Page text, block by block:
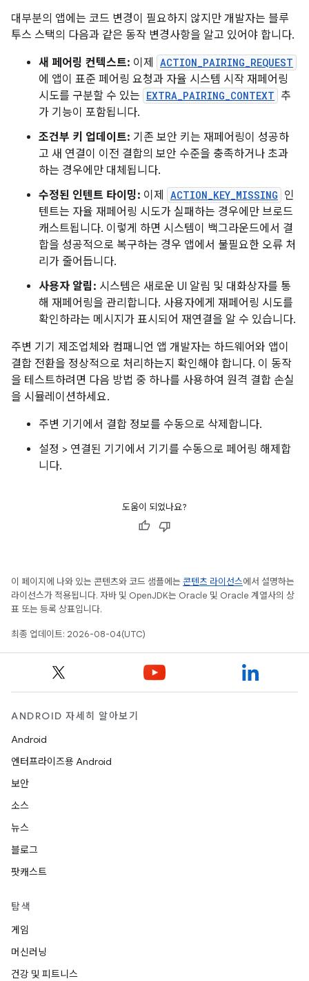
대부분의 앱에는 코드 변경이 필요하지 않지만 개발자는 블루
투스 스택의 다음과 같은 동작 변경사항을 알고 있어야 합니다.
새 페어링 컨텍스트: 이제 ACTION_PAIRING_REQUEST
에 앱이 표준 페어링 요청과 자율 시스템 시작 재페어링
시도를 구분할 수 있는 EXTRA_PAIRING_CONTEXT 추
가 기능이 포함됩니다.
조건부 키 업데이트: 기존 보안 키는 재페어링이 성공하
고 새 연결이 이전 결합의 보안 수준을 충족하거나 초과
하는 경우에만 대체됩니다.
수정된 인텐트 타이밍: 이제 ACTION_KEY_MISSING 인
텐트는 자율 재페어링 시도가 실패하는 경우에만 브로드
캐스트됩니다. 이렇게 하면 시스템이 백그라운드에서 결
합을 성공적으로 복구하는 경우 앱에서 불필요한 오류 처
리가 줄어듭니다.
사용자 알림: 시스템은 새로운 UI 알림 및 대화상자를 통
해 재페어링을 관리합니다. 사용자에게 재페어링 시도를
확인하라는 메시지가 표시되어 재연결을 알 수 있습니다.
주변 기기 제조업체와 컴패니언 앱 개발자는 하드웨어와 앱이
결합 전환을 정상적으로 처리하는지 확인해야 합니다. 이 동작
을 테스트하려면 다음 방법 중 하나를 사용하여 원격 결합 손실
을 시뮬레이션하세요.
주변 기기에서 결합 정보를 수동으로 삭제합니다.
설정 > 연결된 기기에서 기기를 수동으로 페어링 해제합
니다.
도움이 되었나요?
이 페이지에 나와 있는 콘텐츠와 코드 샘플에는 콘텐츠 라이선스에서 설명하는
라이선스가 적용됩니다. 자바 및 OpenJDK는 Oracle 및 Oracle 계열사의 상
표 또는 등록 상표입니다.
최종 업데이트: 2026-08-04(UTC)
ANDROID 자세히 알아보기
Android
엔터프라이즈용 Android
보안
소스
뉴스
블로그
팟캐스트
탐색
게임
머신러닝
건강 및 피트니스